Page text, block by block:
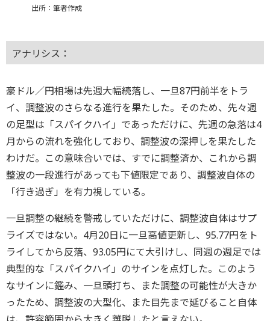
出所：筆者作成
アナリシス：
豪ドル／円相場は先週大幅続落し、一旦87円前半をトラ
イ、調整波のさらなる進行を果たした。そのため、先々週
の足型は「スパイクハイ」であっただけに、先週の急落は4
月からの流れを強化しており、調整波の深押しを果たした
わけだ。この意味合いでは、すでに調整済か、これから調
整波の一段進行があっても下値限定であり、調整波自体の
「行き過ぎ」を有力視している。
一旦調整の継続を警戒していただけに、調整波自体はサプ
ライズではない。4月20日に一旦高値更新し、95.77円をト
ライしてから反落、93.05円にて大引けし、同週の週足では
典型的な「スパイクハイ」のサインを点灯した。このよう
なサインに鑑み、一旦頭打ち、また調整の可能性が大きか
ったため、調整波の大型化、また目先まで延びること自体